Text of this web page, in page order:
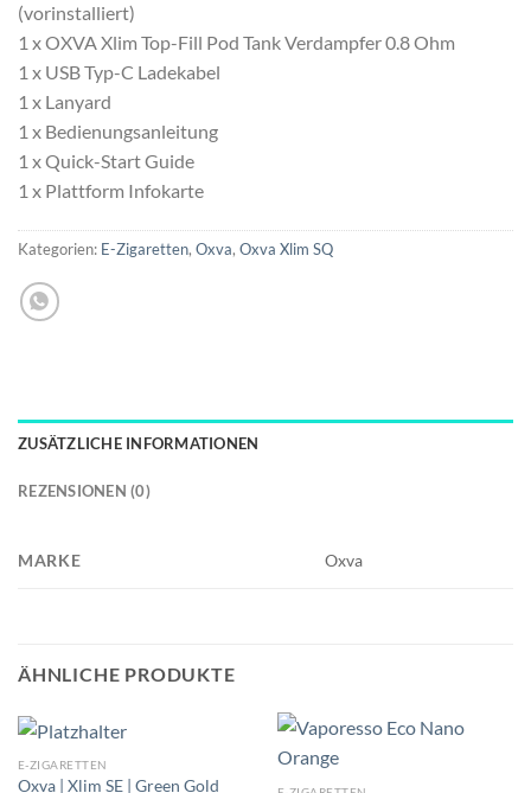
(vorinstalliert)
1 x OXVA Xlim Top-Fill Pod Tank Verdampfer 0.8 Ohm
1 x USB Typ-C Ladekabel
1 x Lanyard
1 x Bedienungsanleitung
1 x Quick-Start Guide
1 x Plattform Infokarte
Kategorien: E-Zigaretten, Oxva, Oxva Xlim SQ
ZUSÄTZLICHE INFORMATIONEN
REZENSIONEN (0)
MARKE Oxva
ÄHNLICHE PRODUKTE
E-ZIGARETTEN
Oxva | Xlim SE | Green Gold